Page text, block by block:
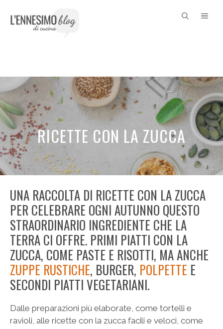
contenuto
RICETTE CON LA ZUCCA
UNA RACCOLTA DI RICETTE CON LA ZUCCA
PER CELEBRARE OGNI AUTUNNO QUESTO
STRAORDINARIO INGREDIENTE CHE LA
TERRA CI OFFRE. PRIMI PIATTI CON LA
ZUCCA, COME PASTE E RISOTTI, MA ANCHE
ZUPPE RUSTICHE, BURGER, POLPETTE E
SECONDI PIATTI VEGETARIANI.
Dalle preparazioni più elaborate, come tortelli e
ravioli, alle ricette con la zucca facili e veloci, come